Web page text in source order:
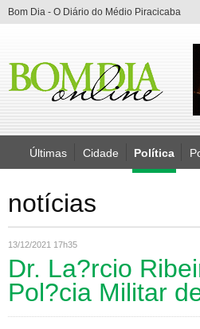
Bom Dia - O Diário do Médio Piracicaba
Últimas Cidade Política
notícias
13/12/2021 17h35
Dr. La?rcio
Pol?cia Militar